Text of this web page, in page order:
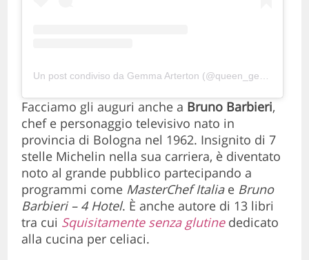
Facciamo gli auguri anche a Bruno Barbieri,
chef e personaggio televisivo nato in
provincia di Bologna nel 1962. Insignito di 7
stelle Michelin nella sua carriera, è diventato
noto al grande pubblico partecipando a
programmi come MasterChef Italiae Bruno
Barbieri – 4 Hotel. È anche autore di 13 libri
tra cui Squisitamente senza glutine dedicato
alla cucina per celiaci.